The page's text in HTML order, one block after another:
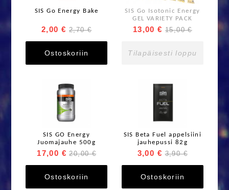
SIS Go Energy Bake
2,00 € 2,70 €
Ostoskoriin
SIS Go Isotonic Energy
GEL VARIETY PACK
13,00 € 15,00 €
Tilapäisesti loppu
SIS GO Energy
Juomajauhe 500g
17,00 € 20,00 €
Ostoskoriin
SIS Beta Fuel appelsiini
jauhepussi 82g
3,00 € 3,90 €
Ostoskoriin